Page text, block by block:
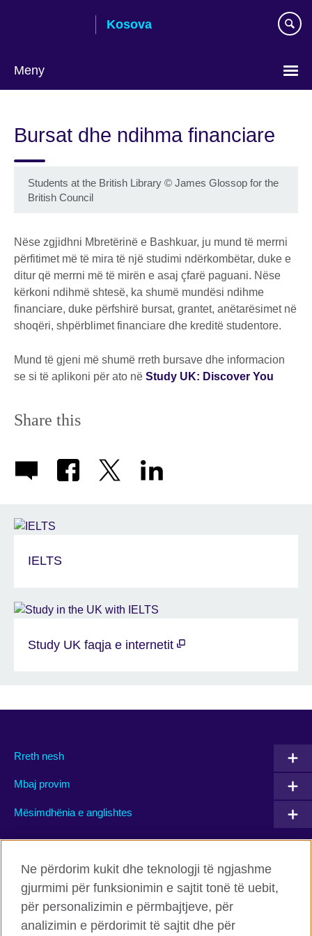
Kosova
Meny
language
Bursat dhe ndihma financiare
Students at the British Library © James Glossop for the
British Council
Nëse zgjidhni Mbretërinë e Bashkuar, ju mund të merrni
përfitimet më të mira të një studimi ndërkombëtar, duke e
ditur që merrni më të mirën e asaj çfarë paguani. Nëse
kërkoni ndihmë shtesë, ka shumë mundësi ndihme
financiare, duke përfshirë bursat, grantet, anëtarësimet në
shoqëri, shpërblimet financiare dhe kreditë studentore.
Mund të gjeni më shumë rreth bursave dhe informacion
se si të aplikoni për ato në Study UK: Discover You
Share this
IELTS
Study UK faqja e internetit
Rreth nesh
Mbaj provim
Mësimdhënia e anglishtes
Facebook Twitter
Flickr TikTok
Ne përdorim kukit dhe teknologji të ngjashme
gjurmimi për funksionimin e sajtit tonë të uebit,
për personalizimin e përmbajtjeve, për
analizimin e përdorimit të sajtit dhe për